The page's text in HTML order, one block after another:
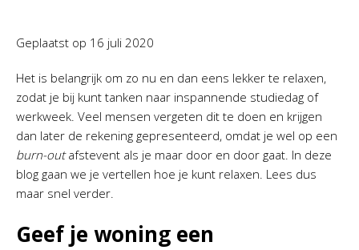
Geplaatst op 16 juli 2020
Het is belangrijk om zo nu en dan eens lekker te relaxen,
zodat je bij kunt tanken naar inspannende studiedag of
werkweek. Veel mensen vergeten dit te doen en krijgen
dan later de rekening gepresenteerd, omdat je wel op een
burn-outafstevent als je maar door en door gaat. In deze
blog gaan we je vertellen hoe je kunt relaxen. Lees dus
maar snel verder.
Geef je woning een